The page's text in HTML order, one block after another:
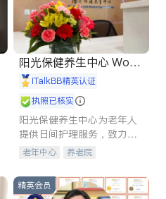
阳光保健养生中心 World
shine
iTalkBB精英认证
执照已核实
阳光保健养生中心为老年人
提供日间护理服务，致力于
通过持续的护理创新来有效
老年中心 养老院
精英会员